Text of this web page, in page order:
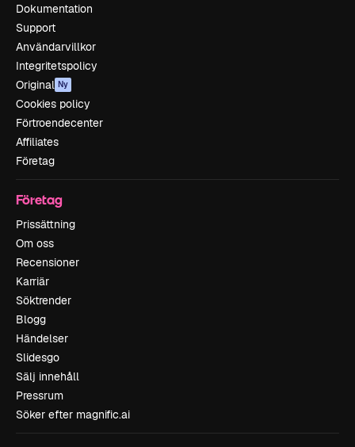
Dokumentation
Support
Användarvillkor
Integritetspolicy
Original Ny
Cookies policy
Förtroendecenter
Affiliates
Företag
Företag
Prissättning
Om oss
Recensioner
Karriär
Söktrender
Blogg
Händelser
Slidesgo
Sälj innehåll
Pressrum
Söker efter magnific.ai